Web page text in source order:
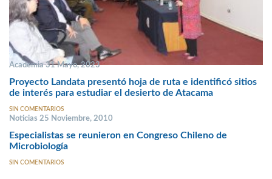
Academia 31 Mayo, 2023
Proyecto Landata presentó hoja de ruta e identificó sitios
de interés para estudiar el desierto de Atacama
SIN COMENTARIOS
Noticias 25 Noviembre, 2010
Especialistas se reunieron en Congreso Chileno de
Microbiología
SIN COMENTARIOS